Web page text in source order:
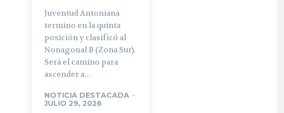
Juventud Antoniana
termino en la quinta
posición y clasificó al
Nonagonal B (Zona Sur).
Será el camino para
ascender a...
NOTICIA DESTACADA -
JULIO 29, 2026